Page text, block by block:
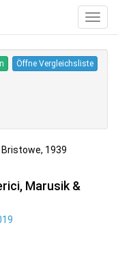
Öffne Vergleichsliste
Bristowe, 1939
Marusik &